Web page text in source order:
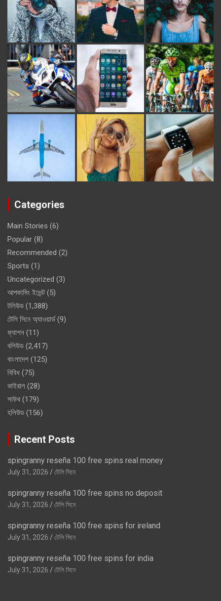
Categories
Main Stories (6)
Popular (8)
Recommended (2)
Sports (1)
Uncategorized (3)
আপকামিং ইভেন্ট (5)
টলিউড (1,388)
টেলি সিনে অ্যাওয়ার্ড(9)
ফ্যাশন (11)
বলিউড (2,417)
বাংলাদেশ (125)
বিবিধ (75)
ভাইরাল (28)
সাউথ (179)
হলিউড (156)
Recent Posts
spingranny reseña 100 free spins real money
July 31, 2026 টেলি সিনে
spingranny reseña 100 free spins no deposit
July 31, 2026 টেলি সিনে
spingranny reseña 100 free spins for ireland
July 31, 2026 টেলি সিনে
spingranny reseña 100 free spins for india
July 31, 2026 টেলি সিনে